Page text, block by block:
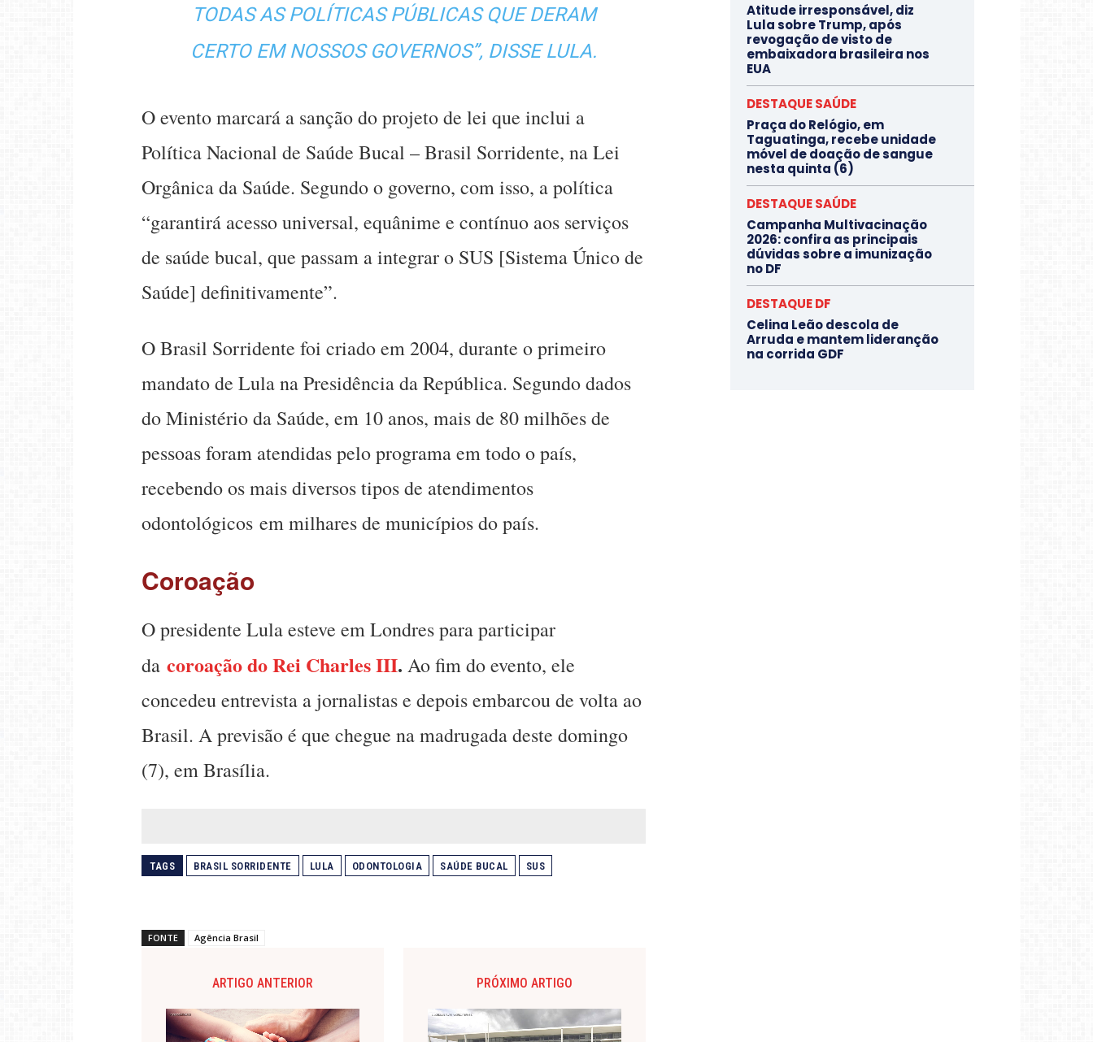
TODAS AS POLÍTICAS PÚBLICAS QUE DERAM
CERTO EM NOSSOS GOVERNOS”, DISSE LULA.
O evento marcará a sanção do projeto de lei que inclui a
Política Nacional de Saúde Bucal – Brasil Sorridente, na Lei
Orgânica da Saúde. Segundo o governo, com isso, a política
“garantirá acesso universal, equânime e contínuo aos serviços
de saúde bucal, que passam a integrar o SUS [Sistema Único de
Saúde] definitivamente”.
O Brasil Sorridente foi criado em 2004, durante o primeiro
mandato de Lula na Presidência da República. Segundo dados
do Ministério da Saúde, em 10 anos, mais de 80 milhões de
pessoas foram atendidas pelo programa em todo o país,
recebendo os mais diversos tipos de atendimentos
odontológicos em milhares de municípios do país.
Coroação
O presidente Lula esteve em Londres para participar
da coroação do Rei Charles III. Ao fim do evento, ele
concedeu entrevista a jornalistas e depois embarcou de volta ao
Brasil. A previsão é que chegue na madrugada deste domingo
(7), em Brasília.
TAGS BRASIL SORRIDENTE LULA ODONTOLOGIA SAÚDE BUCAL SUS
FONTE Agência Brasil
ARTIGO ANTERIOR PRÓXIMO ARTIGO
Atitude irresponsável, diz
Lula sobre Trump, após
revogação de visto de
embaixadora brasileira nos
EUA
DESTAQUE SAÚDE
Praça do Relógio, em
Taguatinga, recebe unidade
móvel de doação de sangue
nesta quinta (6)
DESTAQUE SAÚDE
Campanha Multivacinação
2026: confira as principais
dúvidas sobre a imunização
no DF
DESTAQUE DF
Celina Leão descola de
Arruda e mantem lideranção
na corrida GDF